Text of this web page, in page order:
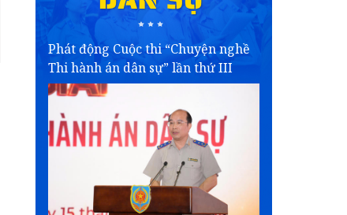
Phát động Cuộc thi “Chuyện nghề
Thi hành án dân sự” lần thứ III